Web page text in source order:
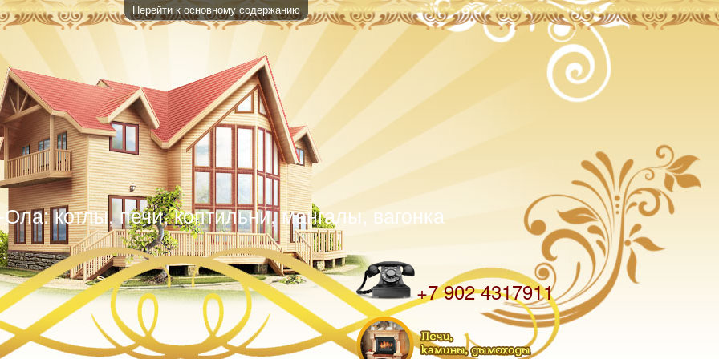
Перейти к основному содержанию
котлы, печи, коптильни, мангалы, вагонка
Телефон +7 902 4317911
Разделы на внутренних страницах